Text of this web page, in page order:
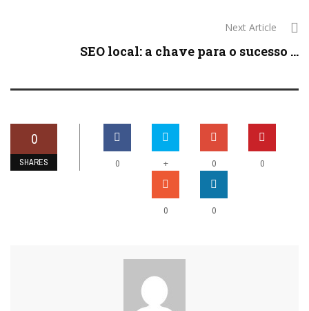
Next Article
SEO local: a chave para o sucesso ...
0
SHARES 0 + 0 0
0 0